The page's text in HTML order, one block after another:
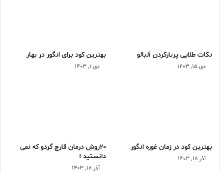
نکات طلایی پربارکردن آلبالو
دی ۱۵, ۱۴۰۳
بهترین کود برای انگور در بهار
دی ۱, ۱۴۰۳
بهترین کود در زمان غوره انگور
آذر ۱۸, ۱۴۰۳
۲۰روش درمان قارچ گردو که نمی
دانستید !
آذر ۱۸, ۱۴۰۳